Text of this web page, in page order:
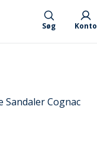
Søg Konto
Sandaler Cognac